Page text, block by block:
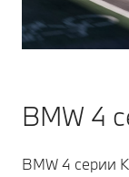
BMW 4
BMW 4 серии